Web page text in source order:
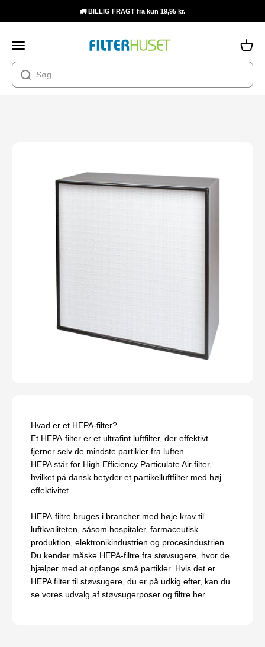
🚛 BILLIG FRAGT fra kun 19,95 kr.
Åbn navigationsmenu
Åbn
Hvad er et HEPA-filter?
Et HEPA-filter er et ultrafint luftfilter, der effektivt
fjerner selv de mindste partikler fra luften.
HEPA står for High Efficiency Particulate Air filter,
hvilket på dansk betyder et partikelluftfilter med høj
effektivitet.
HEPA-filtre bruges i brancher med høje krav til
luftkvaliteten, såsom hospitaler, farmaceutisk
produktion, elektronikindustrien og procesindustrien.
Du kender måske HEPA-filtre fra støvsugere, hvor de
hjælper med at opfange små partikler. Hvis det er
HEPA filter til støvsugere, du er på udkig efter, kan du
se vores udvalg af støvsugerposer og filtre her.